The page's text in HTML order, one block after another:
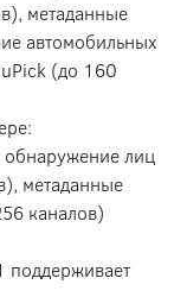
метаданные
автомобильных
(до 160
обнаружение лиц
метаданные
каналов)
поддерживает